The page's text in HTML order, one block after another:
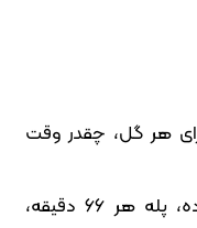
هر گل، چقدر وقت
گرد مولر هر ۵۵ دقیقه یک گل زده، پله هر ۶۶ دقیقه،